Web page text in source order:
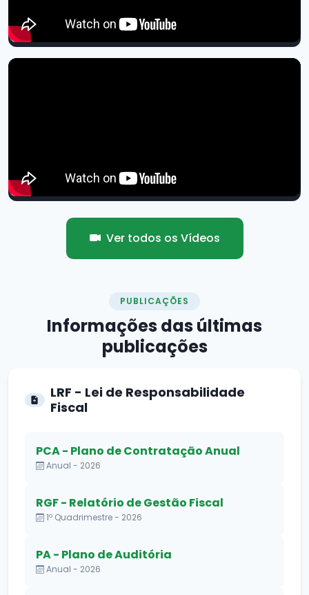
Ver todos os Vídeos
PUBLICAÇÕES
Informações dasúltimas
publicações
LRF - Lei de Responsabilidade
Fiscal
PCA - Plano de Contratação Anual
Anual - 2026
RGF - Relatório de Gestão Fiscal
1º Quadrimestre - 2026
PA - Plano de Auditória
Anual - 2026